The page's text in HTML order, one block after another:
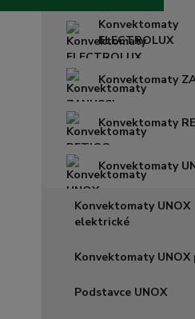
Konvektomaty
ELECTROLUX
Konvektomaty
Konvektomaty
Konvektomaty
Konvektomaty UNOX
elektrické
Konvektomaty UNOX
Podstavce UNOX